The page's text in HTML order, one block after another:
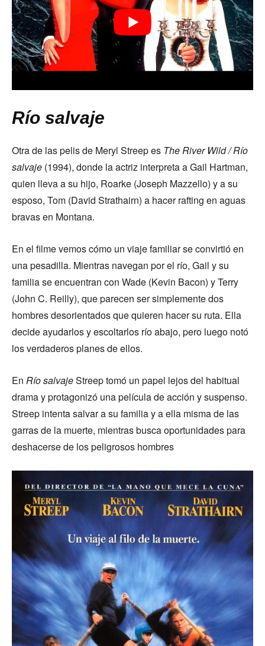
Río salvaje
Otra de las pelis de Meryl Streep es The River Wild / Río
salvaje (1994), donde la actriz interpreta a Gail Hartman,
quien lleva a su hijo, Roarke (Joseph Mazzello) y a su
esposo, Tom (David Strathairn) a hacer rafting en aguas
bravas en Montana.
En el filme vemos cómo un viaje familiar se convirtió en
una pesadilla. Mientras navegan por el río, Gail y su
familia se encuentran con Wade (Kevin Bacon) y Terry
(John C. Reilly), que parecen ser simplemente dos
hombres desorientados que quieren hacer su ruta. Ella
decide ayudarlos y escoltarlos río abajo, pero luego notó
los verdaderos planes de ellos.
En Río salvajeStreep tomó un papel lejos del habitual
drama y protagonizó una película de acción y suspenso.
Streep intenta salvar a su familia y a ella misma de las
garras de la muerte, mientras busca oportunidades para
deshacerse de los peligrosos hombres